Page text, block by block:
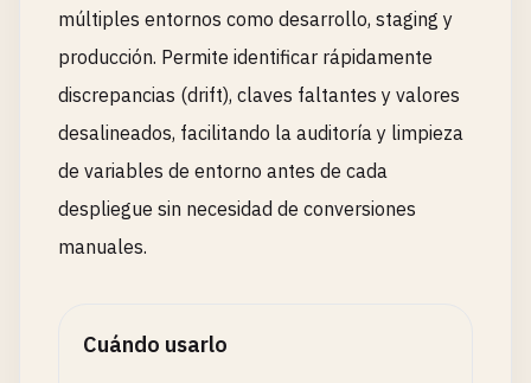
múltiples entornos como desarrollo, staging y
producción. Permite identificar rápidamente
discrepancias (drift), claves faltantes y valores
desalineados, facilitando la auditoría y limpieza
de variables de entorno antes de cada
despliegue sin necesidad de conversiones
manuales.
Cuándo usarlo